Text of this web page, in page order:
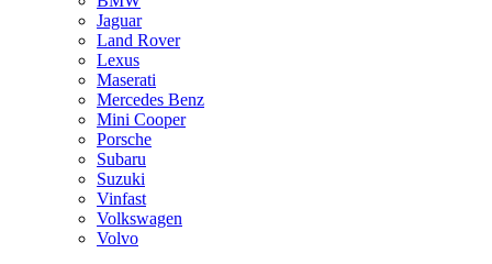
Jaguar
Land Rover
Lexus
Maserati
Mercedes Benz
Mini Cooper
Porsche
Subaru
Suzuki
Vinfast
Volkswagen
Volvo